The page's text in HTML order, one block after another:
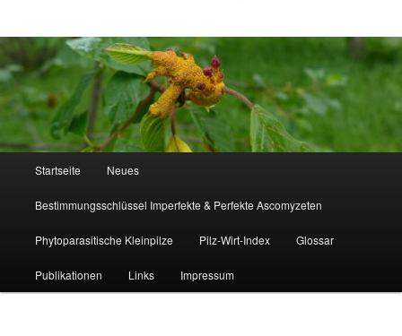
Startseite Neues
Bestimmungsschlüssel Imperfekte & Perfekte Ascomyzeten
Phytoparasitische Kleinpilze Pilz-Wirt-Index Glossar
Publikationen Links Impressum